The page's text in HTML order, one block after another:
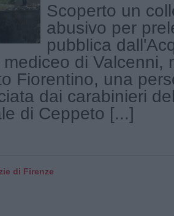
Scoperto un
abusivo per
pubblica
mediceo di Valcenni,
Fiorentino, una
dai carabinieri
di Ceppeto [...]
di Firenze